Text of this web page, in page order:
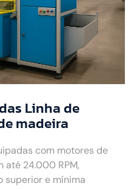
Linha de
madeira
com motores de
até 24.000 RPM,
superior e mínima